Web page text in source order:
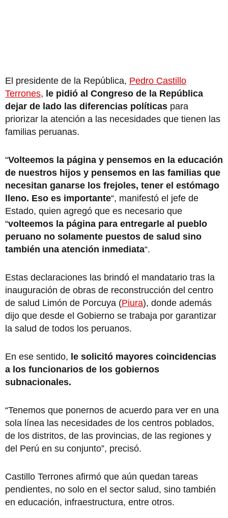
El presidente de la República, Pedro Castillo
Terrones, le pidió al Congreso de la República
dejar de lado las diferencias políticas para
priorizar la atención a las necesidades que tienen las
familias peruanas.
“Volteemos la página y pensemos en la educación
de nuestros hijos y pensemos en las familias que
necesitan ganarse los frejoles, tener el estómago
lleno. Eso es importante“, manifestó el jefe de
Estado, quien agregó que es necesario que
“volteemos la página para entregarle al pueblo
peruano no solamente puestos de salud sino
también una atención inmediata“.
Estas declaraciones las brindó el mandatario tras la
inauguración de obras de reconstrucción del centro
de salud Limón de Porcuya (Piura), donde además
dijo que desde el Gobierno se trabaja por garantizar
la salud de todos los peruanos.
En ese sentido, le solicitó mayores coincidencias
a los funcionarios de los gobiernos
subnacionales.
“Tenemos que ponernos de acuerdo para ver en una
sola línea las necesidades de los centros poblados,
de los distritos, de las provincias, de las regiones y
del Perú en su conjunto”, precisó.
Castillo Terrones afirmó que aún quedan tareas
pendientes, no solo en el sector salud, sino también
en educación, infraestructura, entre otros.